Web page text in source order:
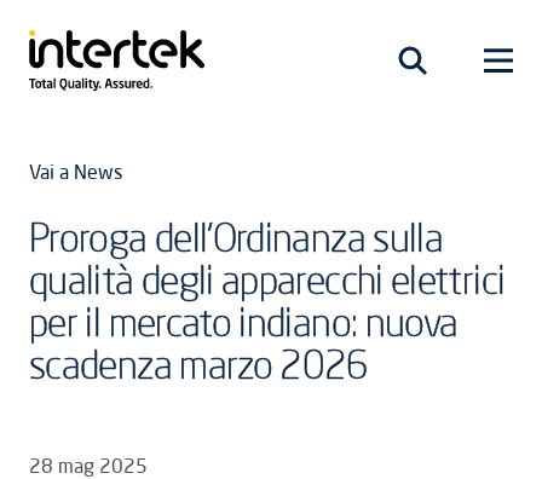
Vai a News
Proroga dell’Ordinanza sulla
qualità degli apparecchi elettrici
per il mercato indiano: nuova
scadenza marzo 2026
28 mag 2025